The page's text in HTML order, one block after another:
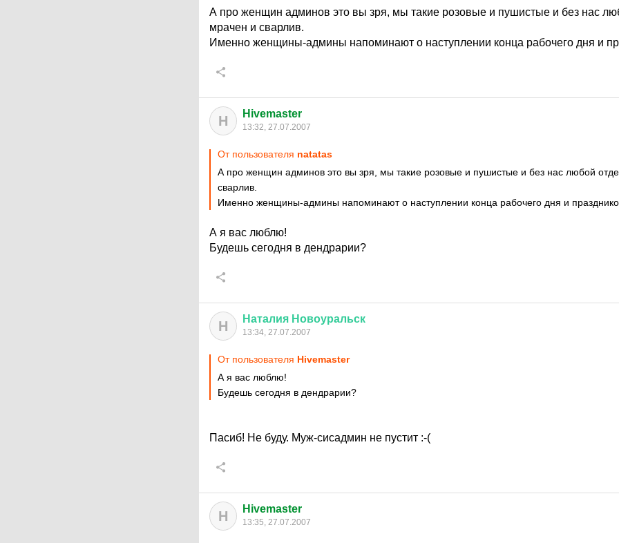
А про женщин админов это вы зря, мы такие розовые и пушистые и без нас
мрачен и сварлив.
Именно женщины-админы напоминают о наступлении конца рабочего дня и
H Hivemaster
13:32, 27.07.2007
От пользователя natatas
А про женщин админов это вы зря, мы такие розовые и пушистые и без нас любой
сварлив.
Именно женщины-админы напоминают о наступлении конца рабочего дня и
А я вас люблю!
Будешь сегодня в дендрарии?
Н Наталия Новоуральск
13:34, 27.07.2007
От пользователя Hivemaster
А я вас люблю!
Будешь сегодня в дендрарии?
Пасиб! Не буду. Муж-сисадмин не пустит :-(
H Hivemaster
13:35, 27.07.2007